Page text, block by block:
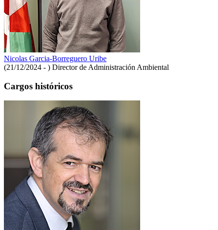
Nicolas Garcia-Borreguero Uribe
(21/12/2024 - ) Director de Administración Ambiental
Cargos históricos